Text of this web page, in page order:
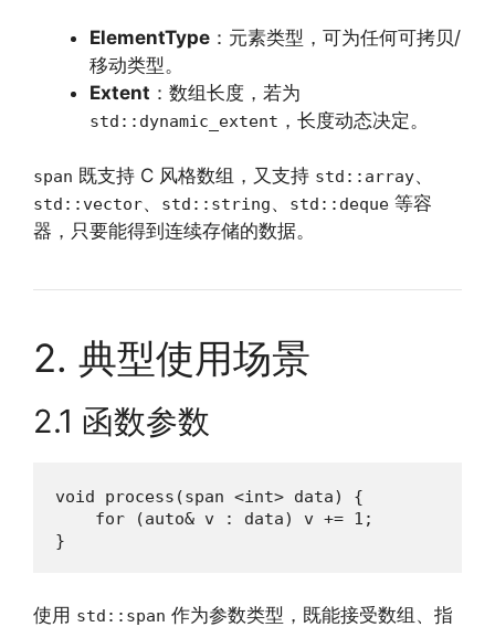
ElementType ：元素类型，可为任何可拷贝/
移动类型。
Extent ：数组长度，若为
std::dynamic_extent ，长度动态决定。
span 既支持 C 风格数组，又支持 std::array、
std::vector、 std::string、 std::deque 等容
器，只要能得到连续存储的数据。
2. 典型使用场景
2.1 函数参数
void process(span <int> data) {
    for (auto& v : data) v += 1;
}
使用 std::span 作为参数类型，既能接受数组、指